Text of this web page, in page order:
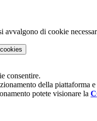
avvalgono di cookie
consentire.
della piattaforma
potete visionare la